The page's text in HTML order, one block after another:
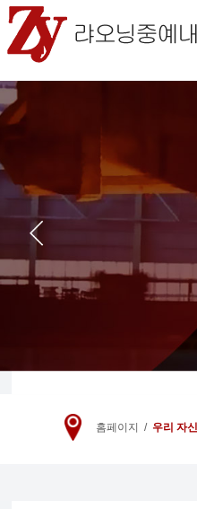
홈페이지 / 우리 자